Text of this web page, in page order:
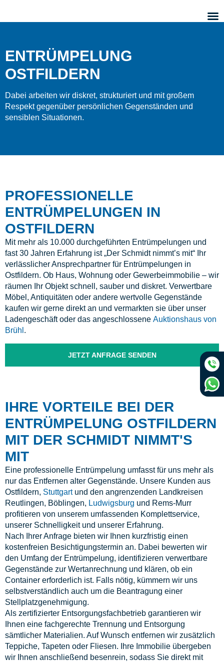
ENTRÜMPELUNG
OSTFILDERN
Dabei arbeiten wir diskret, strukturiert und mit großem
Respekt gegenüber persönlichen Gegenständen und
sensiblen Situationen.
PROFESSIONELLE
ENTRÜMPELUNGEN IN
OSTFILDERN
Mit mehr als 10.000 durchgeführten Entrümpelungen und
fast 30 Jahren Erfahrung ist „Der Schmidt nimmt’s mit“ Ihr
verlässlicher Ansprechpartner für Entrümpelungen in
Ostfildern. Ob Haus, Wohnung oder Gewerbeimmobilie – wir
räumen Ihr Objekt schnell, sauber und diskret. Verwertbare
Möbel, Antiquitäten oder andere wertvolle Gegenstände
kaufen wir gerne direkt an und vermarkten sie über unser
Ladengeschäft oder das angeschlossene Auktionshaus von
Brühl .
JETZT ANFRAGE SENDEN
IHRE VORTEILE BEI DER
ENTRÜMPELUNG OSTFILDERN
MIT DER SCHMIDT NIMMT'S
MIT
Eine professionelle Entrümpelung umfasst für uns mehr als
nur das Entfernen alter Gegenstände. Unsere Kunden aus
Ostfildern, Stuttgartund den angrenzenden Landkreisen
Reutlingen, Böblingen, Ludwigsburg und Rems-Murr
profitieren von unserem umfassenden Komplettservice,
unserer Schnelligkeit und unserer Erfahrung.
Nach Ihrer Anfrage bieten wir Ihnen kurzfristig einen
kostenfreien Besichtigungstermin an. Dabei bewerten wir
den Umfang der Entrümpelung, identifizieren verwertbare
Gegenstände zur Wertanrechnung und klären, ob ein
Container erforderlich ist. Falls nötig, kümmern wir uns
selbstverständlich auch um die Beantragung einer
Stellplatzgenehmigung.
Als zertifizierter Entsorgungsfachbetrieb garantieren wir
Ihnen eine fachgerechte Trennung und Entsorgung
sämtlicher Materialien. Auf Wunsch entfernen wir zusätzlich
Teppiche, Tapeten oder Fliesen. Ihre Immobilie übergeben
wir Ihnen anschließend besenrein, sodass Sie direkt mit